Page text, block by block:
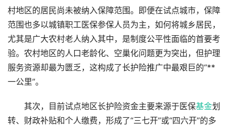
村地区的居民尚未被纳入保障范围。即便在试点城市，保障
范围也多以城镇职工医保参保人员为主，如何将城乡居民，
尤其是广大农村老人纳入其中，是制度公平性面临的首要考
验。农村地区的人口老龄化、空巢化问题更为突出，但护理
服务资源却最为匮乏，这构成了长护险推广中最艰巨的“**
一公里”。
其次，目前试点地区长护险资金主要来源于医保基金划
转、财政补贴和个人缴费，形成了“三七开”或“四六开”的多